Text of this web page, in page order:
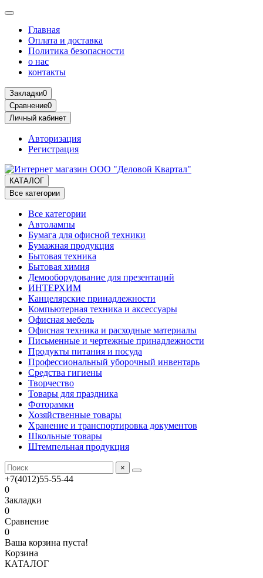
Главная
Оплата и доставка
Политика безопасности
о нас
контакты
Закладки0
Сравнение0
Личный кабинет
Авторизация
Регистрация
КАТАЛОГ
Все категории
Все категории
Автолампы
Бумага для офисной техники
Бумажная продукция
Бытовая техника
Бытовая химия
Демооборудование для презентаций
ИНТЕРХИМ
Канцелярские принадлежности
Компьютерная техника и аксессуары
Офисная мебель
Офисная техника и расходные материалы
Письменные и чертежные принадлежности
Продукты питания и посуда
Профессиональный уборочный инвентарь
Средства гигиены
Творчество
Товары для праздника
Фоторамки
Хозяйственные товары
Хранение и транспортировка документов
Школьные товары
Штемпельная продукция
×
+7(4012)55-55-44
0
Закладки
0
Сравнение
0
Ваша корзина пуста!
Корзина
КАТАЛОГ